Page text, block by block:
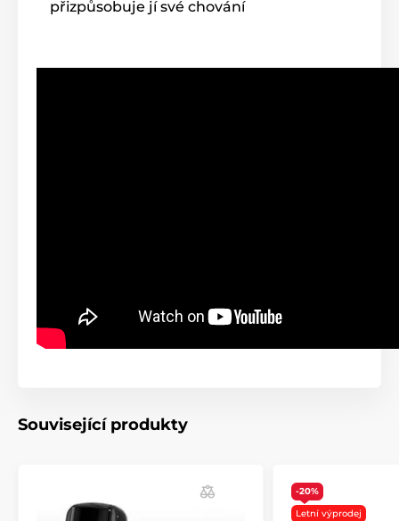
přizpůsobuje jí své chování
Související produkty
-20%
Letní výprodej